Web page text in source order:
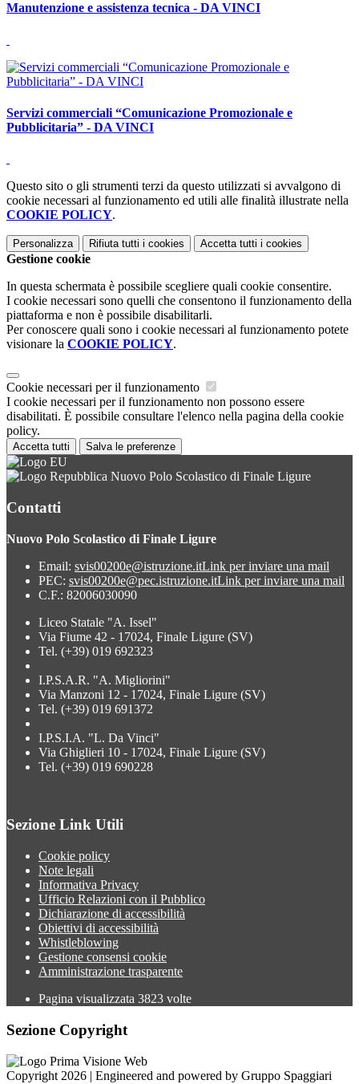
Manutenzione e assistenza tecnica - DA VINCI
Servizi commerciali “Comunicazione Promozionale e
Pubblicitaria” - DA VINCI
Questo sito o gli strumenti terzi da questo utilizzati si avvalgono di
cookie necessari al funzionamento ed utili alle finalità illustrate nella
COOKIE POLICY.
Personalizza Rifiuta tutti i cookies Accetta tutti i cookies
Gestione cookie
In questa schermata è possibile scegliere quali cookie consentire.
I cookie necessari sono quelli che consentono il funzionamento della
piattaforma e non è possibile disabilitarli.
Per conoscere quali sono i cookie necessari al funzionamento potete
visionare la COOKIE POLICY.
Cookie necessari per il funzionamento
I cookie necessari per il funzionamento non possono essere
disabilitati. È possibile consultare l'elenco nella pagina della cookie
policy.
Accetta tutti Salva le preferenze
Nuovo Polo Scolastico di Finale Ligure
Contatti
Nuovo Polo Scolastico di Finale Ligure
Email: svis00200e@istruzione.itLink per inviare una mail
PEC: svis00200e@pec.istruzione.itLink per inviare una mail
C.F.: 82006030090
Liceo Statale "A. Issel"
Via Fiume 42 - 17024, Finale Ligure (SV)
Tel. (+39) 019 692323
I.P.S.A.R. "A. Migliorini"
Via Manzoni 12 - 17024, Finale Ligure (SV)
Tel. (+39) 019 691372
I.P.S.I.A. "L. Da Vinci"
Via Ghiglieri 10 - 17024, Finale Ligure (SV)
Tel. (+39) 019 690228
Sezione Link Utili
Cookie policy
Note legali
Informativa Privacy
Ufficio Relazioni con il Pubblico
Dichiarazione di accessibilità
Obiettivi di accessibilità
Whistleblowing
Gestione consensi cookie
Amministrazione trasparente
Pagina visualizzata 3823 volte
Sezione Copyright
Copyright 2026 | Engineered and powered by Gruppo Spaggiari